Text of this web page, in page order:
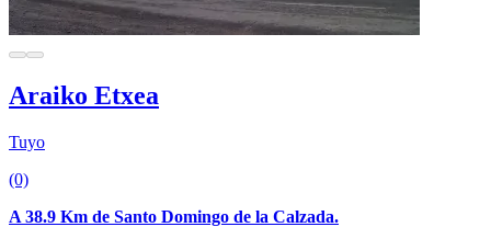
Araiko Etxea
Tuyo
(0)
A 38.9 Km de Santo Domingo de la Calzada.